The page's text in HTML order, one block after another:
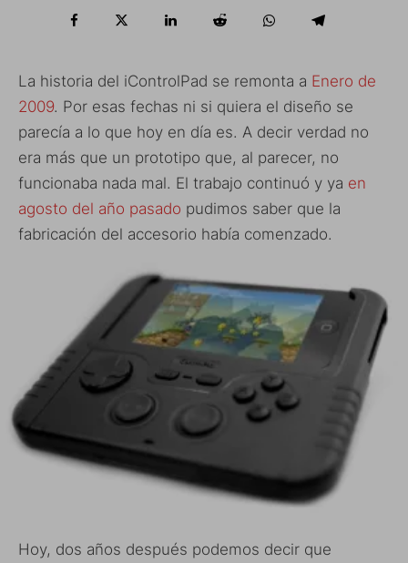
La historia del iControlPad se remonta a Enero de
2009. Por esas fechas ni si quiera el diseño se
parecía a lo que hoy en día es. A decir verdad no
era más que un prototipo que, al parecer, no
funcionaba nada mal. El trabajo continuó y ya en
agosto del año pasado pudimos saber que la
fabricación del accesorio había comenzado.
Hoy, dos años después podemos decir que